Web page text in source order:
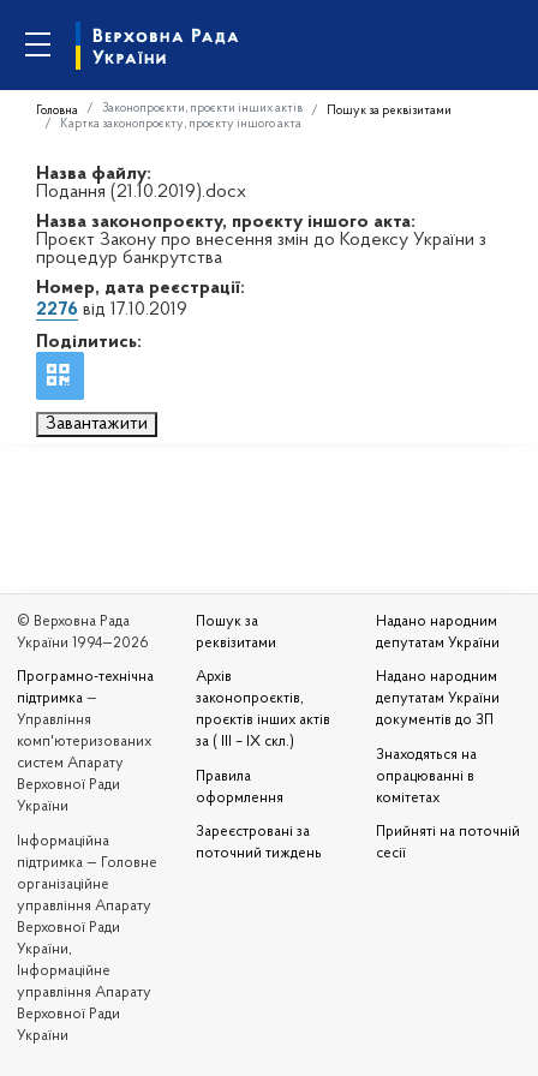
Головна Законопроєкти, проєкти інших актів
Пошук за реквізитами
Картка законопроєкту, проєкту іншого акта
Назва файлу:
Подання (21.10.2019).docx
Назва законопроєкту, проєкту іншого акта:
Проєкт Закону про внесення змін до Кодексу України з
процедур банкрутства
Номер, дата реєстрації:
2276 від 17.10.2019
Поділитись:
Завантажити
© Верховна Рада
України 1994—2026
Програмно-технічна
підтримка —
Управління
комп'ютеризованих
систем Апарату
Верховної Ради
України
Iнформаційна
підтримка — Головне
організаційне
управління Апарату
Верховної Ради
України,
Інформаційне
управління Апарату
Верховної Ради
України
Пошук за
реквізитами
Архів
законопроєктів,
проєктів інших актів
за ( III – IX скл.)
Правила
оформлення
Зареєстровані за
поточний тиждень
Надано народним
депутатам України
Надано народним
депутатам України
документів до ЗП
Знаходяться на
опрацюванні в
комітетах
Прийняті на поточній
сесії